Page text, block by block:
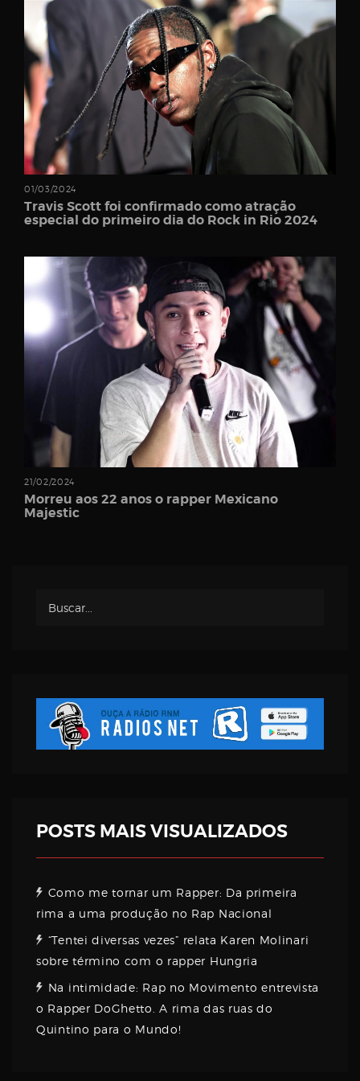
Password
Remember
Register
Username
Password
Email
01/03/2024
Travis Scott foi confirmado como atração
especial do primeiro dia do Rock in Rio 2024
21/02/2024
Morreu aos 22 anos o rapper Mexicano
Majestic
POSTS MAIS VISUALIZADOS
Como me tornar um Rapper: Da primeira
rima a uma produção no Rap Nacional
“Tentei diversas vezes” relata Karen Molinari
sobre término com o rapper Hungria
Na intimidade: Rap no Movimento entrevista
o Rapper DoGhetto. A rima das ruas do
Quintino para o Mundo!